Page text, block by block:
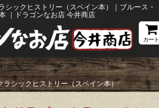
シックヒストリー（スペイン本）｜ブルース・
｜ドラゴンなお店 今井商店
カート
シックヒストリー（スペイン本）